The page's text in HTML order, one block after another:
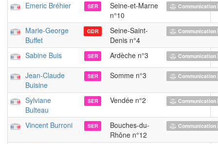
Emeric Bréhier SER
Seine-et-Marne
n°10
Marie-George
Buffet
GDR
Seine-Saint-
Denis n°4
Sabine Buis SER Ardèche n°3
Jean-Claude
Buisine
SER Somme n°3
Sylviane
Bulteau
SER Vendée n°2
Vincent Burroni SER
Bouches-du-
Rhône n°12